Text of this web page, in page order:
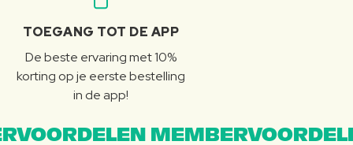
TOEGANG TOT DE APP
De beste ervaring met 10%
korting op je eerste bestelling
in de app!